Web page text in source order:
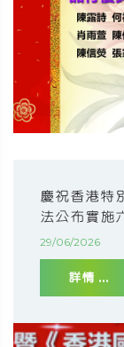
慶祝香港特
法公布實施
29/06/2026
詳情 ...